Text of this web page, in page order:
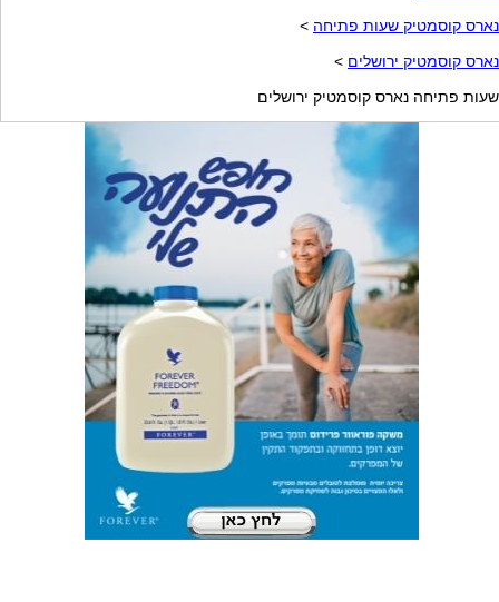
נארס קוסמטיק שעות פתיחה >
נארס קוסמטיק ירושלים >
שעות פתיחה נארס קוסמטיק ירושלים